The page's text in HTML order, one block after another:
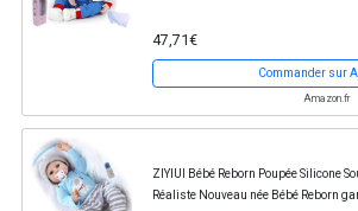
47,71€
Commander sur
Amazon.fr
ZIYIUI Bébé Reborn Poupée Silicone
Réaliste Nouveau née Bébé Reborn